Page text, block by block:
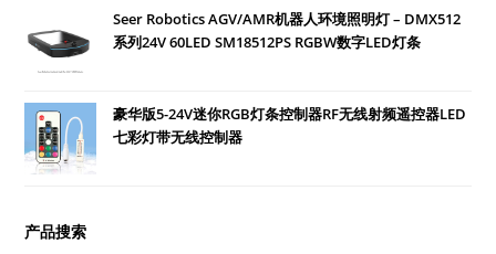
Seer Robotics AGV/AMR机器人环境照明灯 – DMX512
系列24V 60LED SM18512PS RGBW数字LED灯条
豪华版5-24V迷你RGB灯条控制器RF无线射频遥控器LED
七彩灯带无线控制器
产品搜索